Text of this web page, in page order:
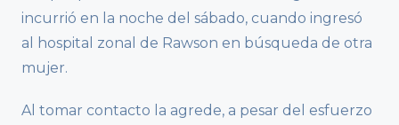
incurrió en la noche del sábado, cuando ingresó
al hospital zonal de Rawson en búsqueda de otra
mujer.
Al tomar contacto la agrede, a pesar del esfuerzo